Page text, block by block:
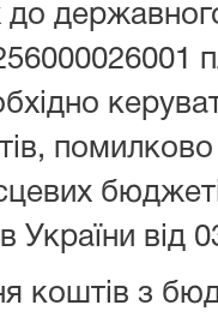
до
України
коштів з